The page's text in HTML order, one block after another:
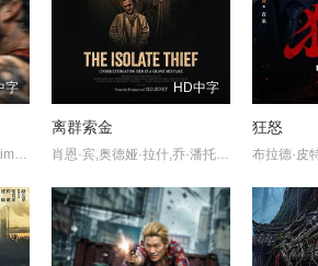
字
杰茜·维宁,史蒂芬·莫瑞,Fitim·DeStena,Amy·Gibbons,Jack·Hyde,Will·Middleton,Christopher·Morley,Lara·Sas,Juliette·Smith,Mark·Tunstall
HD中字
离群索金
肖恩·宾,奥德娅·拉什,乔·潘托里亚诺,杰克·凯西,泰·辛普金斯,麦肯吉·弗依,马丁·桑斯梅耶,Philip·McDermott·Young,Mark·Alan·Jaeger,Bryan·Martin
狂怒